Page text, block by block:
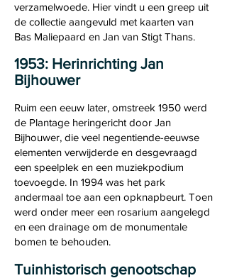
verzamelwoede. Hier vindt u een greep uit
de collectie aangevuld met kaarten van
Bas Maliepaard en Jan van Stigt Thans.
1953: Herinrichting Jan
Bijhouwer
Ruim een eeuw later, omstreek 1950 werd
de Plantage heringericht door Jan
Bijhouwer, die veel negentiende-eeuwse
elementen verwijderde en desgevraagd
een speelplek en een muziekpodium
toevoegde. In 1994 was het park
andermaal toe aan een opknapbeurt. Toen
werd onder meer een rosarium aangelegd
en een drainage om de monumentale
bomen te behouden.
Tuinhistorisch genootschap